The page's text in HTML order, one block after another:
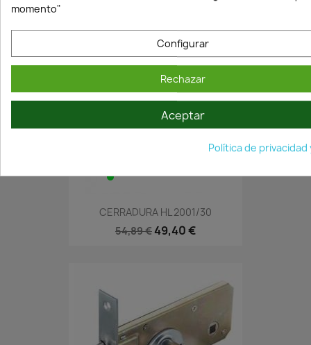
CERRADURA HL 2001/30
54,89 € 49,40 €
momento"
Configurar
Rechazar
Aceptar
Política de privacidad